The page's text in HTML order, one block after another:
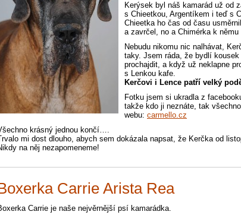
Kerýsek byl náš kamarád už od
s Chieetkou, Argentíkem i teď s
Chieetka ho čas od času
a zavrčel, no a Chimérka k
Nebudu nikomu nic nalhávat,
taky. Jsem ráda, že bydlí
prochajdit, a když už neklapne
s Lenkou kafe.
Kerčovi i Lence patří velký
Fotku jsem si ukradla z
takže kdo ji neznáte, tak
webu: carmello.cz
krásný jednou končí….
mi dost dlouho, abych sem dokázala napsat, že Kerčka od
na něj nezapomeneme!
Carrie Arista Rea
Carrie je naše nejvěrnější psí kamarádka.